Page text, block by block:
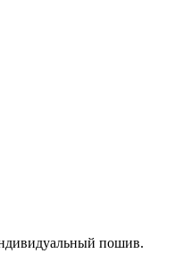
пошив.